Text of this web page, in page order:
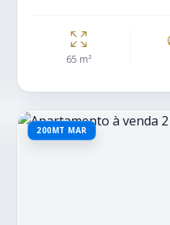
65 m²
200MT MAR